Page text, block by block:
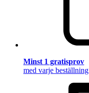
Minst 1 gratisprov
med varje beställning